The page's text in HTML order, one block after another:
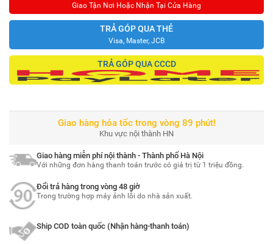
Giao Tận Nơi Hoặc Nhận Tại Cửa Hàng
TRẢ GÓP QUA THẺ
Visa, Master, JCB
TRẢ GÓP QUA CCCD
Giao hàng hỏa tốc trong vòng 89 phút!
Khu vực nội thành HN
Giao hàng miễn phí nội thành - Thành phố Hà Nội
Với những đơn hàng thanh toán trước có giá trị từ 1 triệu đồng.
Đổi trả hàng trong vòng 48 giờ
Trong trường hợp máy ảnh lỗi do nhà sản xuất.
Ship COD toàn quốc (Nhận hàng-thanh toán)